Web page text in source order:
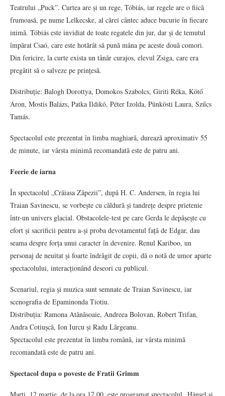
Teatrului „Puck”. Curtea are și un rege, Tóbiás, iar regele are o fiică
frumoasă, pe nume Lelkecske, al cărei cântec aduce bucurie în fiecare
inimă. Tóbiás este invidiat de toate regatele din jur, dar și de temutul
împărat Csaó, care este hotărât să pună mâna pe aceste două comori.
Din fericire, la curte exista un tânăr curajos, elevul Zsiga, care era
pregătit să o salveze pe prințesă.
Distribuție: Balogh Dorottya, Domokos Szabolcs, Giriti Réka, Kötő
Áron, Mostis Balázs, Patka Ildikó, Péter Izolda, Pünkösti Laura, Szűcs
Tamás.
Spectacolul este prezentat în limba maghiară, durează aproximativ 55
de minute, iar vârsta minimă recomandată este de patru ani.
𝐅𝐞𝐞𝐫𝐢𝐞 𝐝𝐞 𝐢𝐚𝐫𝐧𝐚
În spectacolul „Crăiasa Zăpezii”, după H. C. Andersen, în regia lui
Traian Savinescu, se vorbește cu căldură și tandrețe despre prietenie
într-un univers glacial. Obstacolele-test pe care Gerda le depășește cu
efort și sacrificii pentru a-și proba devotamentul față de Edgar, dau
seama despre forța unui caracter în devenire. Renul Kariboo, un
personaj de neuitat și foarte îndrăgit de copii, dă o notă de umor aparte
spectacolului, interacționând deseori cu publicul.
Scenariul, regia și muzica sunt semnate de Traian Savinescu, iar
scenografia de Epaminonda Tiotiu.
Distribuția: Ramona Atănăsoaie, Andreea Bolovan, Robert Trifan,
Andra Cotiușcă, Ion Iurcu și Radu Lărgeanu.
Spectacolul este prezentat în limba română, iar vârsta minimă
recomandată este de patru ani.
𝐒𝐩𝐞𝐜𝐭𝐚𝐜𝐨𝐥 𝐝𝐮𝐩𝐚 𝐨 𝐩𝐨𝐯𝐞𝐬𝐭𝐞 𝐝𝐞 𝐅𝐫𝐚𝐭𝐢𝐢 𝐆𝐫𝐢𝐦𝐦